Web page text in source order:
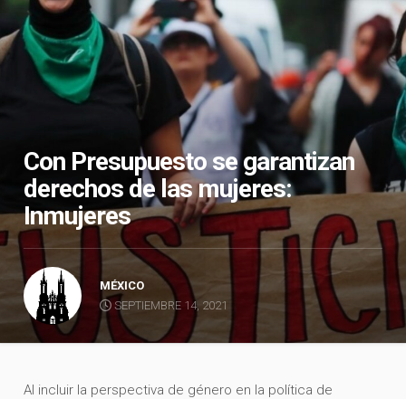
Con Presupuesto se garantizan
derechos de las mujeres:
Inmujeres
MÉXICO
SEPTIEMBRE 14, 2021
Al incluir la perspectiva de género en la política de